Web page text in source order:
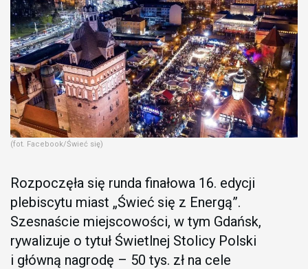
(fot. Facebook/Świeć się)
Rozpoczęła się runda finałowa 16. edycji
plebiscytu miast „Świeć się z Energą”.
Szesnaście miejscowości, w tym Gdańsk,
rywalizuje o tytuł Świetlnej Stolicy Polski
i główną nagrodę – 50 tys. zł na cele